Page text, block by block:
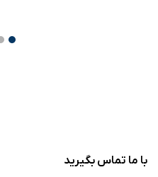
با ما تماس بگیرید